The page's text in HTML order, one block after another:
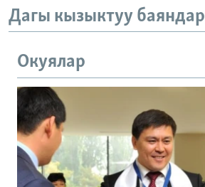
Дагы кызыктуу баяндар
Окуялар